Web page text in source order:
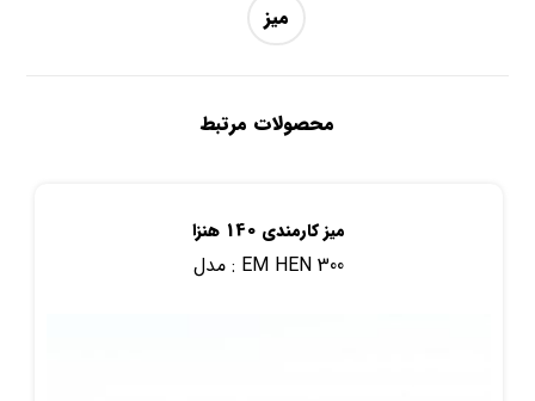
میز
محصولات مرتبط
میز کارمندی 140 هنزا
مدل : EM HEN 300